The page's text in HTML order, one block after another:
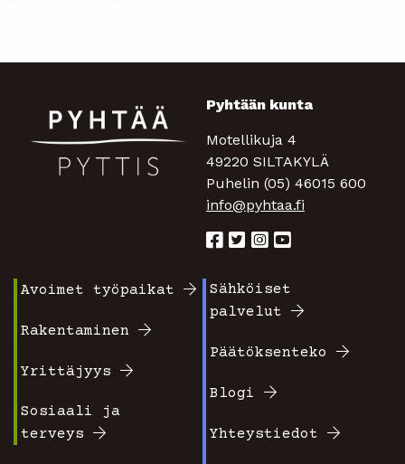
Pyhtään kunta
Motellikuja 4
49220 SILTAKYLÄ
Puhelin (05) 46015 600
info@pyhtaa.fi
valikko
1
Avoimet työpaikat
Rakentaminen
Yrittäjyys
Sosiaali ja
terveys
Footer
2
Sähköiset
palvelut
Päätöksenteko
Blogi
Yhteystiedot